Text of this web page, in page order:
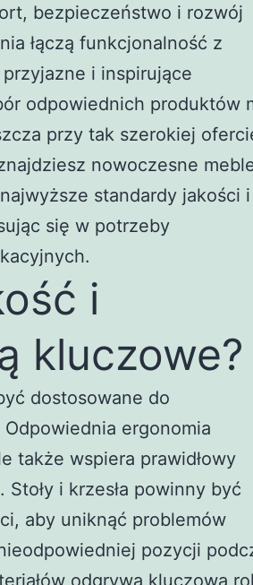
bezpieczeństwo i rozwój
łączą funkcjonalność z
i inspirujące
odpowiednich produktów
przy tak szerokiej
nowoczesne
standardy jakości i
się w potrzeby
i
kluczowe?
dostosowane do
ergonomia
także wspiera prawidłowy
i krzesła powinny być
aby uniknąć problemów
pozycji
odgrywa kluczową